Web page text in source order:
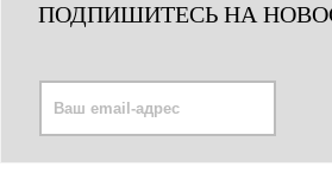
ПОДПИШИТЕСЬ НА